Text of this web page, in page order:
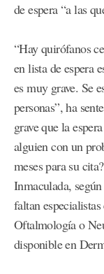
de espera “a las
“Hay quirófanos
en lista de espera
es muy grave. Se
personas”, ha
grave que la
alguien con un
meses para su
Inmaculada,
faltan
Oftalmología o
disponible en